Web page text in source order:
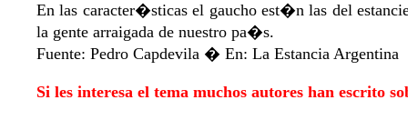
En las caracter�sticas el gaucho est�n las del
la gente arraigada de
Fuente: Pedro Capdevila � En: La Estancia Argentina
Si les interesa el tema muchos autores han escrito